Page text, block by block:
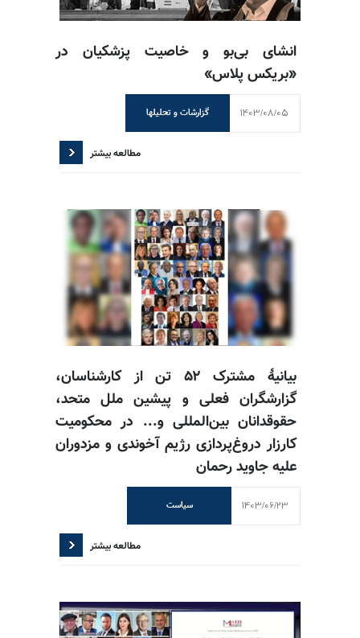
انشای بی‌بو و خاصیت پزشکیان در
«بریکس پلاس»
گزارشات و تحلیلها 1403/08/05
مطالعه بیشتر
بیانیهٔ مشترک ۵۲ تن از کارشناسان،
گزارشگران فعلی و پیشین ملل متحد،
حقوقدانان بین‌المللی و... در محکومیت
کارزار دروغ‌پردازی رژیم آخوندی و مزدوران
علیه جاوید رحمان
سیاست 1403/06/23
مطالعه بیشتر